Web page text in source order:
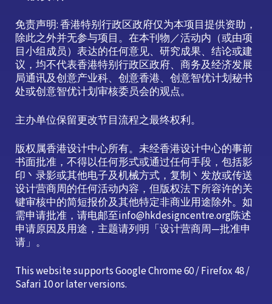
免责声明: 香港特别行政区政府仅为本项目提供资助，
除此之外并无参与项目。在本刊物／活动内（或由项
目小组成员）表达的任何意见、研究成果、结论或建
议，均不代表香港特别行政区政府、商务及经济发展
局通讯及创意产业科、创意香港、创意智优计划秘书
处或创意智优计划审核委员会的观点。
主办单位保留更改节目流程之最终权利。
版权属香港设计中心所有。未经香港设计中心的事前
书面批准，不得以任何形式或通过任何手段，包括影
印丶录影或其他电子及机械方式，复制丶发放或传送
设计营商周的任何活动内容，但版权法下所容许的关
键审核中的简短报价及其他特定非商业用途除外。如
需申请批准，请电邮至info@hkdesigncentre.org陈述
申请原因及用途，主题请列明「设计营商周—批准申
请」。
This website supports Google Chrome 60 / Firefox 48 /
Safari 10 or later versions.